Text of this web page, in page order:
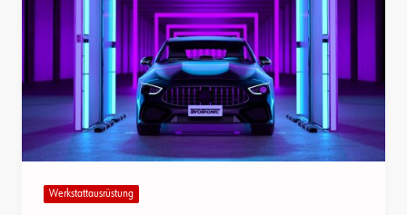
Werkstattausrüstung